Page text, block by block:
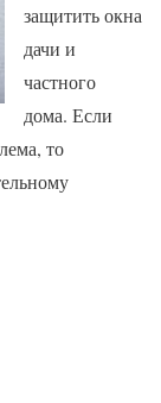
защитить окна
дачи и
частного
дома. Если
то